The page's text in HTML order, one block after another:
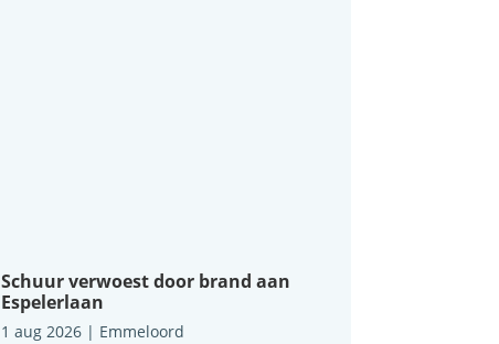
Schuur verwoest door brand aan
Espelerlaan
1 aug 2026| Emmeloord